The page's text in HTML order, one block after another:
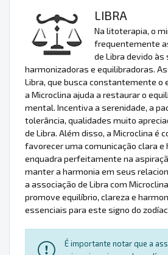
LIBRA
Na litoterapia, o
frequentemente
de Libra devido
harmonizadoras e equilibradoras.
Libra, que busca constantemente o
a Microclina ajuda a restaurar o
mental. Incentiva a serenidade, a
tolerância, qualidades muito
de Libra. Além disso, a Microclina é
favorecer uma comunicação clara e
enquadra perfeitamente na
manter a harmonia em seus
a associação de Libra com
promove equilíbrio, clareza e
essenciais para este signo do
É importante notar que a